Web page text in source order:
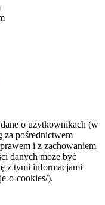
o użytkownikach (w
za pośrednictwem
i z zachowaniem
danych może być
z tymi informacjami
o-cookies/).